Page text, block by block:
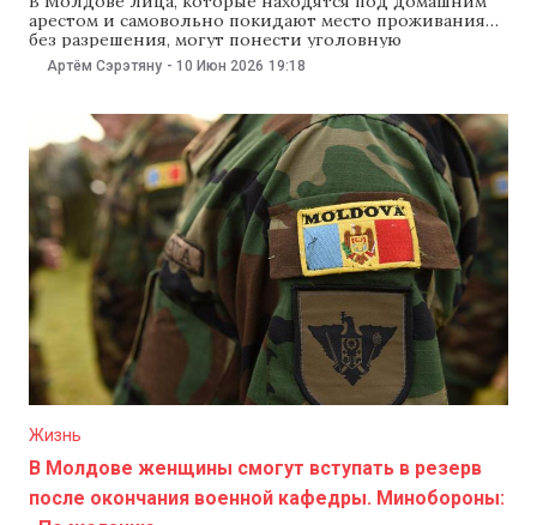
арестом и самовольно покидают место проживания
без разрешения, могут понести уголовную
ответственность за побег. Министерство юстиции
зарегистрировало проект поправок в Уголовный и
публичные слушания. Одно из ключевых изменений
расширяет само понятие побега. Сейчас статья 317
Уголовного кодекса
Артём Сэрэтяну - 10 Июн 2026 19:18
Жизнь
В Молдове женщины смогут вступать в резерв
после окончания военной кафедры. Минобороны: